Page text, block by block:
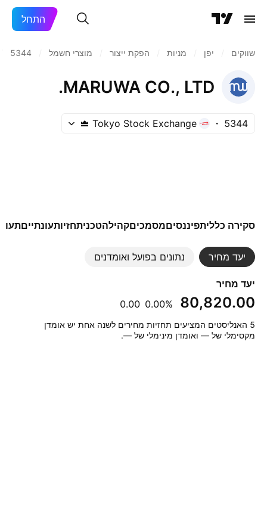
התחל
שווקים יפן‏ מניות‏ הפקת ייצור מוצרי חשמל 5344
MARUWA CO., LTD.
5344
Tokyo Stock Exchange
סקירה כלליתפיננסיםמסמכיםקהילהטכניתחזיותעונתיים
יעד מחיר נתונים בפועל ואומדנים
יעד מחיר
‪80,820.00‬
‪0.00‬ ‪0.00%‬
‎5‎ האנליסטים המציעים תחזיות מחירים לשנה אחת יש אומדן
מקסימלי של — ואומדן מינימלי של —.